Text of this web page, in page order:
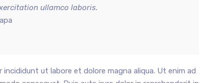
ullamco laboris.
ut labore et dolore magna aliqua. Ut enim ad